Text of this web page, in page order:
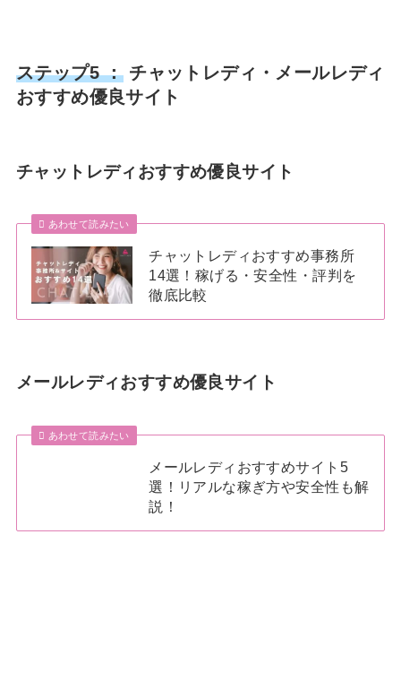
ステップ5 ：チャットレディ・メールレディ
おすすめ優良サイト
チャットレディおすすめ優良サイト
あわせて読みたい
チャットレディおすすめ事務所
14選！稼げる・安全性・評判を
徹底比較
メールレディおすすめ優良サイト
あわせて読みたい
メールレディおすすめサイト5
選！リアルな稼ぎ方や安全性も解
説！